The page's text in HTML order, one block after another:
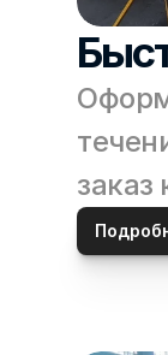
заказ